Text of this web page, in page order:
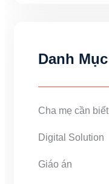
Danh Mục
Cha mẹ cần biết
Digital Solution
Giáo án